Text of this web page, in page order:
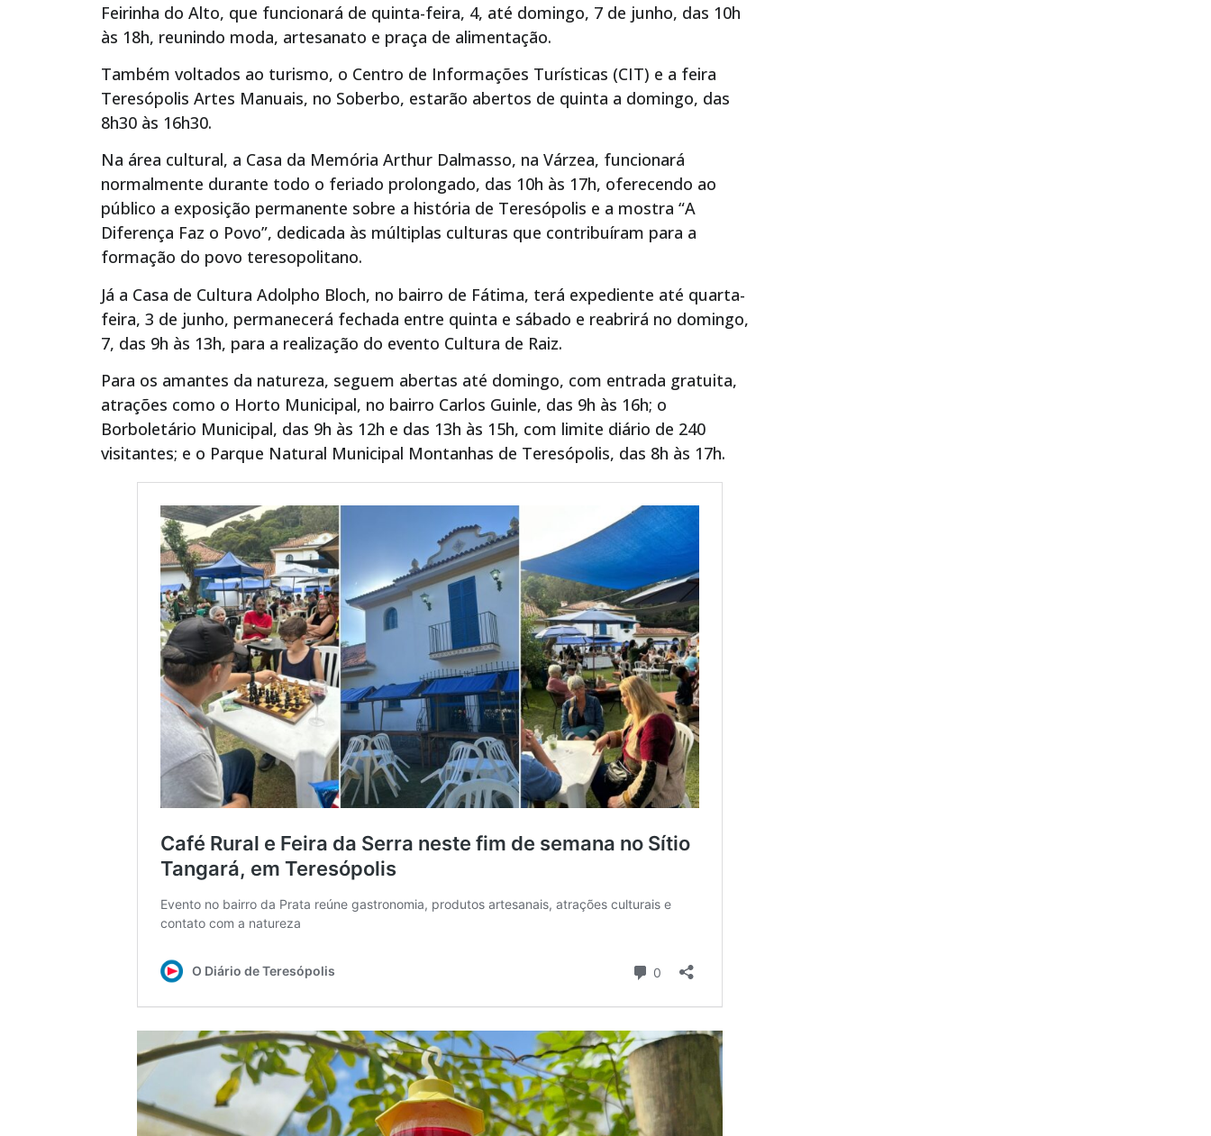
Feirinha do Alto, que funcionará de quinta-feira, 4, até domingo, 7 de junho, das 10h
às 18h, reunindo moda, artesanato e praça de alimentação.
Também voltados ao turismo, o Centro de Informações Turísticas (CIT) e a feira
Teresópolis Artes Manuais, no Soberbo, estarão abertos de quinta a domingo, das
8h30 às 16h30.
Na área cultural, a Casa da Memória Arthur Dalmasso, na Várzea, funcionará
normalmente durante todo o feriado prolongado, das 10h às 17h, oferecendo ao
público a exposição permanente sobre a história de Teresópolis e a mostra “A
Diferença Faz o Povo”, dedicada às múltiplas culturas que contribuíram para a
formação do povo teresopolitano.
Já a Casa de Cultura Adolpho Bloch, no bairro de Fátima, terá expediente até quarta-
feira, 3 de junho, permanecerá fechada entre quinta e sábado e reabrirá no domingo,
7, das 9h às 13h, para a realização do evento Cultura de Raiz.
Para os amantes da natureza, seguem abertas até domingo, com entrada gratuita,
atrações como o Horto Municipal, no bairro Carlos Guinle, das 9h às 16h; o
Borboletário Municipal, das 9h às 12h e das 13h às 15h, com limite diário de 240
visitantes; e o Parque Natural Municipal Montanhas de Teresópolis, das 8h às 17h.